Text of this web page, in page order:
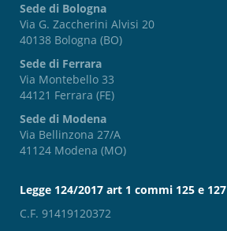
Sede di Bologna
Via G. Zaccherini Alvisi 20
40138 Bologna (BO)
Sede di Ferrara
Via Montebello 33
44121 Ferrara (FE)
Sede di Modena
Via Bellinzona 27/A
41124 Modena (MO)
Legge 124/2017 art 1 commi 125 e 127
C.F. 91419120372